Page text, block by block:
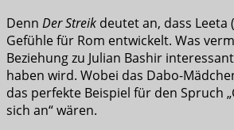
Denn Der Streik deutet an, dass Leeta (
Gefühle für Rom entwickelt. Was
Beziehung zu Julian Bashir
haben wird. Wobei das Dabo-
das perfekte Beispiel für den Spruch
sich an“ wären.